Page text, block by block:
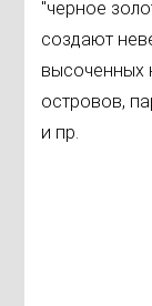
"черное
создают
высоченных
островов,
и пр.